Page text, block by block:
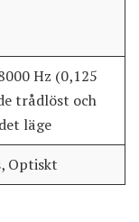
Hz (0,125
trådlöst och
läge
Optiskt